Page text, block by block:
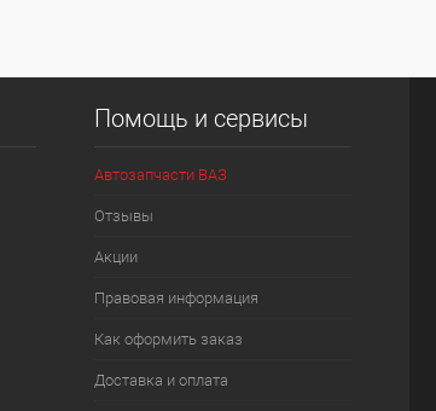
Помощь и сервисы
Автозапчасти ВАЗ
Отзывы
Акции
Правовая информация
Как оформить заказ
Доставка и оплата